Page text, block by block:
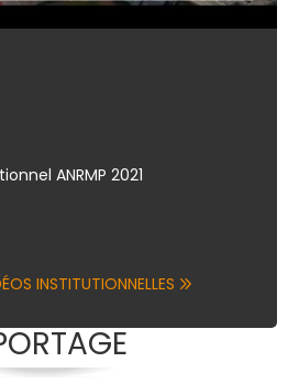
ANRMP 2021
INSTITUTIONNELLES